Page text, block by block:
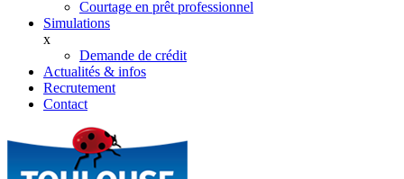
Courtage en prêt professionnel
Simulations
x
Demande de crédit
Actualités & infos
Recrutement
Contact